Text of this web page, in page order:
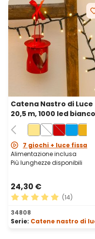
Catena Nastro di Luce
20,5 m, 1000 led bianco
caldo, cavo verde
7 giochi + luce fissa
Alimentazione inclusa
Più lunghezze disponibili
24,30 €
Valutazione media di
(14)
34808
Serie: Catene nastro di